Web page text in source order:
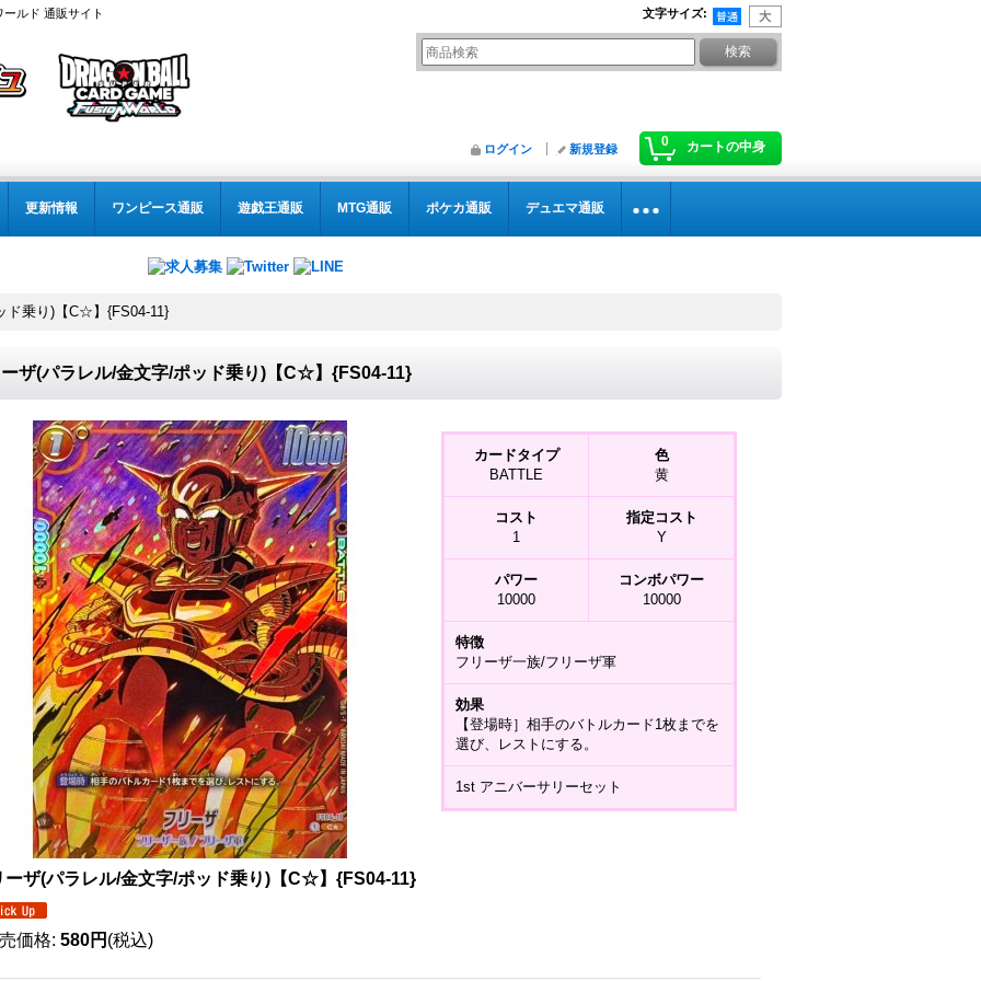
ルド 通販サイト 文字サイズ:
0 カートの中身
ログイン 新規登録
更新情報 ワンピース通販 遊戯王通販 MTG通販 ポケカ通販 デュエマ通販
ド乗り)【C☆】{FS04-11}
ザ(パラレル/金文字/ポッド乗り)【C☆】{FS04-11}
カードタイプ
BATTLE
色
黄
コスト
1
指定コスト
Y
パワー
10000
コンボパワー
10000
特徴
フリーザ一族/フリーザ軍
効果
【登場時］相手のバトルカード1枚までを
選び、レストにする。
1st アニバーサリーセット
ーザ(パラレル/金文字/ポッド乗り)【C☆】{FS04-11}
価格: 580円 (税込)